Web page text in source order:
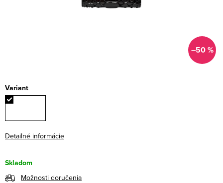
–50 %
Variant
Detailné informácie
Skladom
Možnosti doručenia